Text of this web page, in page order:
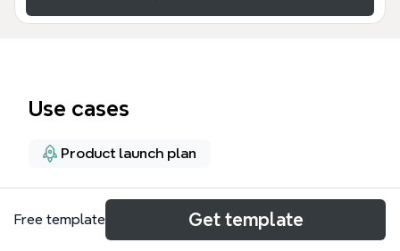
Use cases
Product launch plan
About
Free template Get template